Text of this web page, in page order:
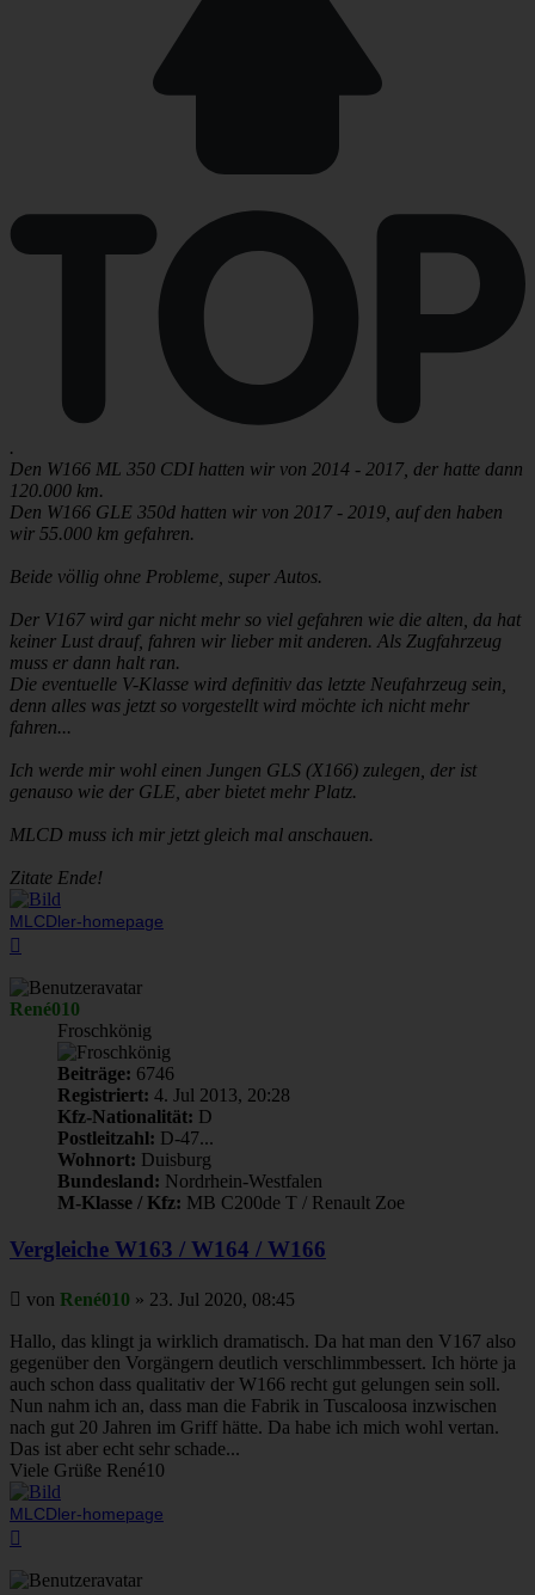
.
Den W166 ML 350 CDI hatten wir von 2014 - 2017, der hatte dann
120.000 km.
Den W166 GLE 350d hatten wir von 2017 - 2019, auf den haben
wir 55.000 km gefahren.
Beide völlig ohne Probleme, super Autos.
Der V167 wird gar nicht mehr so viel gefahren wie die alten, da hat
keiner Lust drauf, fahren wir lieber mit anderen. Als Zugfahrzeug
muss er dann halt ran.
Die eventuelle V-Klasse wird definitiv das letzte Neufahrzeug sein,
denn alles was jetzt so vorgestellt wird möchte ich nicht mehr
fahren...
Ich werde mir wohl einen Jungen GLS (X166) zulegen, der ist
genauso wie der GLE, aber bietet mehr Platz.
MLCD muss ich mir jetzt gleich mal anschauen.
Zitate Ende!
MLCDler-homepage
René010
Froschkönig
Beiträge: 6746
Registriert: 4. Jul 2013, 20:28
Kfz-Nationalität: D
Postleitzahl: D-47...
Wohnort: Duisburg
Bundesland: Nordrhein-Westfalen
M-Klasse / Kfz: MB C200de T / Renault Zoe
Vergleiche W163 / W164 / W166
Beitrag
von René010 » 23. Jul 2020, 08:45
Hallo, das klingt ja wirklich dramatisch. Da hat man den V167 also
gegenüber den Vorgängern deutlich verschlimmbessert. Ich hörte ja
auch schon dass qualitativ der W166 recht gut gelungen sein soll.
Nun nahm ich an, dass man die Fabrik in Tuscaloosa inzwischen
nach gut 20 Jahren im Griff hätte. Da habe ich mich wohl vertan.
Das ist aber echt sehr schade...
Viele Grüße René10
MLCDler-homepage